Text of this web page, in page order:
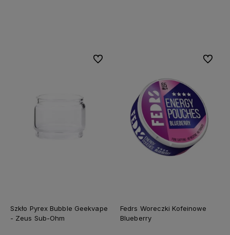
Szkło Pyrex Bubble Geekvape
- Zeus Sub-Ohm
Do ulubionych
Fedrs Woreczki Kofeinowe
Blueberry
Do